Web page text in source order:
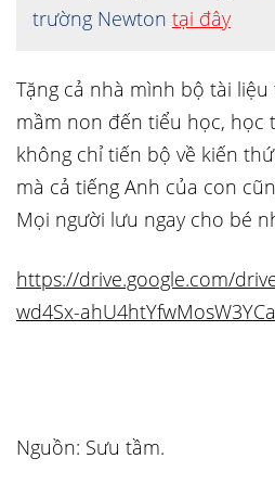
trường Newton tại đây
Tặng cả nhà mình bộ tài
mầm non đến tiểu học, học
không chỉ tiến bộ về kiến
mà cả tiếng Anh của con
Mọi người lưu ngay cho bé
https://drive.google.com/
wd4Sx-ahU4htYfwMosW3YCa
Nguồn: Sưu tầm.